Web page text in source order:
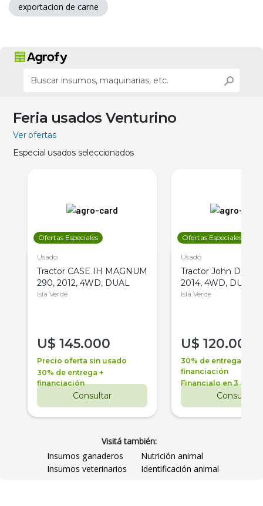
exportacion de carne
Feria usados Venturino
Ver ofertas
Especial usados seleccionados
Ofertas Especiales
Usado
Tractor CASE IH MAGNUM
290, 2012, 4WD, DUAL
Isla Verde
U$ 145.000
Precio oferta sin usado
30% de entrega +
financiación
Consultar
Ofertas Especiales
Usado
Tractor John Deere
2014, 4WD, DUAL
Isla Verde
U$ 120.000
30% de entrega +
financiación
Financialo en 3 años
Consultar
Visitá también:
Insumos ganaderos
Nutrición animal
Insumos veterinarios
Identificación animal